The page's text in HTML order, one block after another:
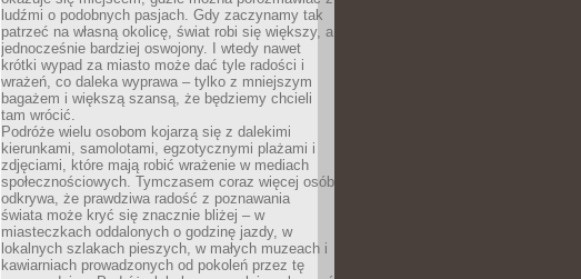
ludźmi o podobnych pasjach. Gdy zaczynamy tak
patrzeć na własną okolicę, świat robi się większy, a
jednocześnie bardziej oswojony. I wtedy nawet
krótki wypad za miasto może dać tyle radości i
wrażeń, co daleka wyprawa – tylko z mniejszym
bagażem i większą szansą, że będziemy chcieli
tam wrócić.
Podróże wielu osobom kojarzą się z dalekimi
kierunkami, samolotami, egzotycznymi plażami i
zdjęciami, które mają robić wrażenie w mediach
społecznościowych. Tymczasem coraz więcej osób
odkrywa, że prawdziwa radość z poznawania
świata może kryć się znacznie bliżej – w
miasteczkach oddalonych o godzinę jazdy, w
lokalnych szlakach pieszych, w małych muzeach i
kawiarniach prowadzonych od pokoleń przez tę